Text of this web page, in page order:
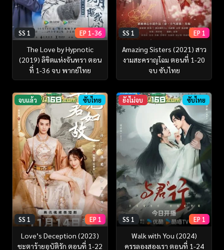
SS 1 EP 1-36
The Love by Hypnotic
(2019) ลิขิตแห่งจันทรา ตอน
ที่ 1-36 จบ พากย์ไทย
SS 1 EP 1
Amazing Sisters (2021) สาว
งามสะคราญโฉม ตอนที่ 1-20
จบ ซับไทย
จบแล้ว ซับไทย
SS 1 EP 1
Love’s Deception (2023)
ชะตาร้ายอุบัติรัก ตอนที่ 1-22
ยังไม่จบ ซับไทย
SS 1 EP 1
Walk with You (2024)
ครรลองสองเรา ตอนที่ 1-24